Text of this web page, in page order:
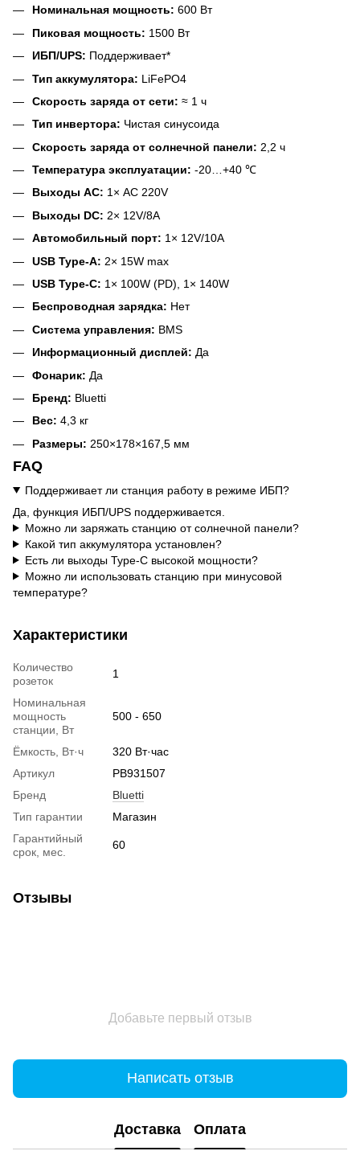
Номинальная мощность: 600 Вт
Пиковая мощность: 1500 Вт
ИБП/UPS: Поддерживает*
Тип аккумулятора: LiFePO4
Скорость заряда от сети: ≈ 1 ч
Тип инвертора: Чистая синусоида
Скорость заряда от солнечной панели: 2,2 ч
Температура эксплуатации: -20…+40 ℃
Выходы АС: 1× AC 220V
Выходы DC: 2× 12V/8A
Автомобильный порт: 1× 12V/10A
USB Type-A: 2× 15W max
USB Type-C: 1× 100W (PD), 1× 140W
Беспроводная зарядка: Нет
Система управления: BMS
Информационный дисплей: Да
Фонарик: Да
Бренд: Bluetti
Вес: 4,3 кг
Размеры: 250×178×167,5 мм
FAQ
Поддерживает ли станция работу в режиме ИБП?
Да, функция ИБП/UPS поддерживается.
Можно ли заряжать станцию от солнечной панели?
Какой тип аккумулятора установлен?
Есть ли выходы Type-C высокой мощности?
Можно ли использовать станцию при минусовой
температуре?
Характеристики
Количество
розеток
1
Номинальная
мощность
станции, Вт
500 - 650
Ёмкость, Вт·ч
320 Вт·час
Артикул
PB931507
Бренд
Bluetti
Тип гарантии
Магазин
Гарантийный
срок, мес.
60
Отзывы
Добавьте первый отзыв
Написать отзыв
Доставка Оплата